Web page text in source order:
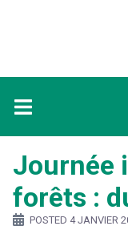
Journée
forêts :
POSTED 4 JANVIER